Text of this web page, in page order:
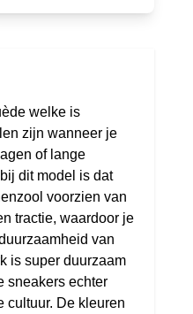
welke is
zijn wanneer je
of lange
dit model is dat
voorzien van
tractie, waardoor je
van
is super duurzaam
sneakers echter
cultuur. De kleuren